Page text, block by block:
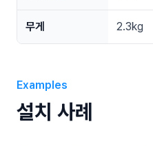
무게 2.3kg
Examples
설치 사례